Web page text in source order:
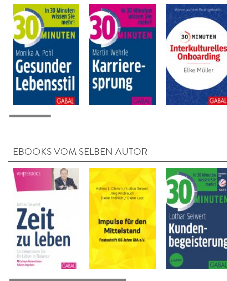
EBOOKS VOM SELBEN AUTOR